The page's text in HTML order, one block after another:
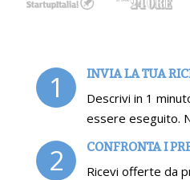
1 INVIA LA TUA
Descrivi in 1
essere eseguito.
2 CONFRONTA I
Ricevi offerte da